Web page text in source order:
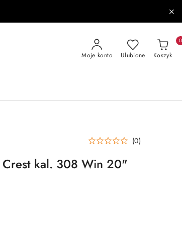
Moje konto Ulubione Koszyk
0
(0)
kal. 308 Win 20"